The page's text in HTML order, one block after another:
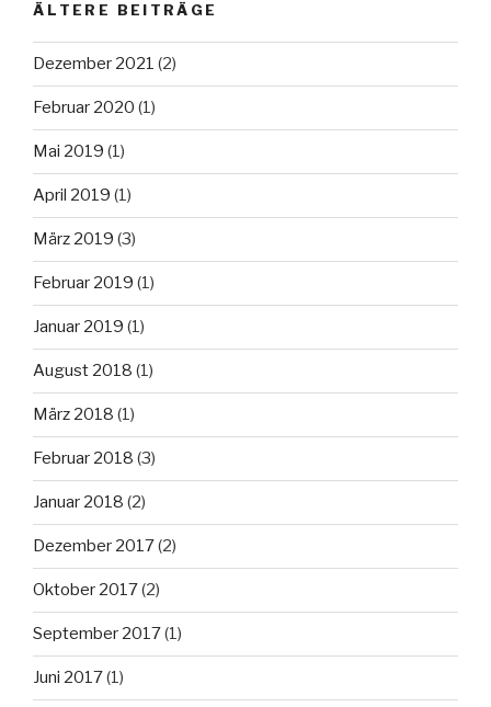
ÄLTERE BEITRÄGE
Dezember 2021 (2)
Februar 2020 (1)
Mai 2019 (1)
April 2019 (1)
März 2019 (3)
Februar 2019 (1)
Januar 2019 (1)
August 2018 (1)
März 2018 (1)
Februar 2018 (3)
Januar 2018 (2)
Dezember 2017(2)
Oktober 2017(2)
September 2017(1)
Juni 2017(1)